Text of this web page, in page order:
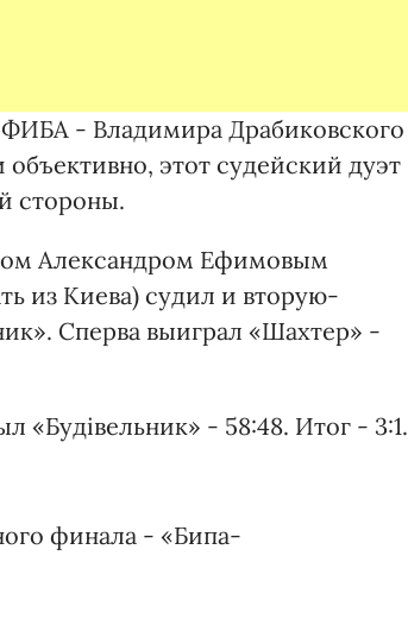
ФИБА - Владимира Драбиковского
этот судейский дуэт
стороны.
Александром Ефимовым
из Киева) судил и вторую-
Сперва выиграл «Шахтер» -
«Будівельник» - 58:48. Итог - 3:1.
финала - «Бипа-